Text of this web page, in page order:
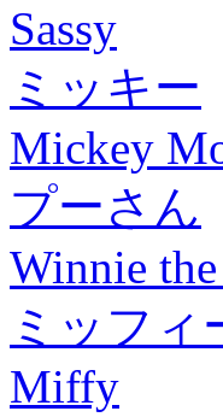
Sassy
ミッキー
Mickey
プーさん
Winnie
ミッフィ
Miffy